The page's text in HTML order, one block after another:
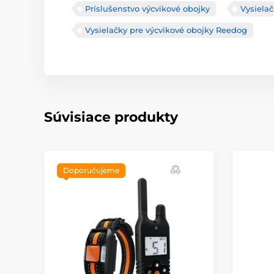
Príslušenstvo výcvikové obojky
Vysielačky pre výcvikové obojky Reedog
Súvisiace produkty
Doporučujeme